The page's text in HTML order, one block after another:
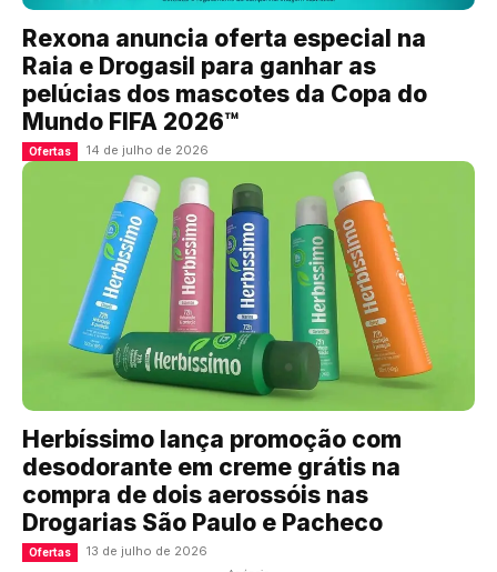
Rexona anuncia oferta especial na
Raia e Drogasil para ganhar as
pelúcias dos mascotes da Copa do
Mundo FIFA 2026™
Ofertas 14 de julho de 2026
Herbíssimo lança promoção com
desodorante em creme grátis na
compra de dois aerossóis nas
Drogarias São Paulo e Pacheco
Ofertas 13 de julho de 2026